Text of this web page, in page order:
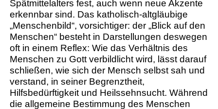
Spätmittelalters fest, auch wenn neue Akzente
erkennbar sind. Das katholisch-altgläubige
„Menschenbild“, vorsichtiger: der „Blick auf den
Menschen“ besteht in Darstellungen deswegen
oft in einem Reflex: Wie das Verhältnis des
Menschen zu Gott verbildlicht wird, lässt darauf
schließen, wie sich der Mensch selbst sah und
verstand, in seiner Begrenztheit,
Hilfsbedürftigkeit und Heilssehnsucht. Während
die allgemeine Bestimmung des Menschen